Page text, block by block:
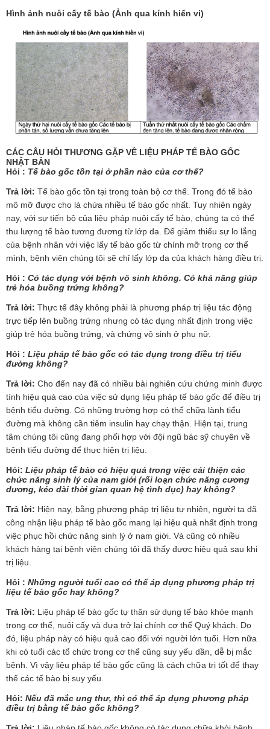
Hình ảnh nuôi cấy tế bào (Ảnh qua kính hiển vi)
CÁC CÂU HỎI THƯƠNG GẶP VỀ LIỆU PHÁP TẾ BÀO GỐC
NHẬT BẢN
Hỏi : Tế bào gốc tồn tại ở phần nào của cơ thể?
Trả lời: Tế bào gốc tồn tại trong toàn bộ cơ thể. Trong đó tế bào
mô mỡ được cho là chứa nhiều tế bào gốc nhất. Tuy nhiên ngày
nay, với sự tiến bộ của liệu pháp nuôi cấy tế bào, chúng ta có thể
thu lượng tế bào tương đương từ lớp da. Để giảm thiểu sự lo lắng
của bệnh nhân với việc lấy tế bào gốc từ chính mỡ trong cơ thể
mình, bệnh viên chúng tôi sẽ chỉ lấy lớp da của khách hàng điều trị.
Hỏi : Có tác dụng với bệnh vô sinh không. Có khả năng giúp
trẻ hóa buồng trứng không?
Trả lời: Thực tế đây không phải là phương pháp trị liệu tác động
trực tiếp lên buồng trứng nhưng có tác dụng nhất định trong việc
giúp trẻ hóa buồng trứng, và chứng vô sinh ở phụ nữ.
Hỏi : Liệu pháp tế bào gốc có tác dụng trong điều trị tiểu
đường không?
Trả lời: Cho đến nay đã có nhiều bài nghiên cứu chứng minh được
tính hiệu quả cao của việc sử dụng liệu pháp tế bào gốc để điều trị
bệnh tiểu đường. Có những trường hợp có thể chữa lành tiểu
đường mà không cần tiêm insulin hay chạy thận. Hiện tại, trung
tâm chúng tôi cũng đang phối hợp với đội ngũ bác sỹ chuyên về
bệnh tiểu đường để thực hiện trị liệu.
Hỏi: Liệu pháp tế bào có hiệu quả trong việc cải thiện các
chức năng sinh lý của nam giới (rối loạn chức năng cương
dương, kéo dài thời gian quan hệ tình dục) hay không?
Trả lời: Hiện nay, bằng phương pháp trị liệu tự nhiên, người ta đã
công nhận liệu pháp tế bào gốc mang lại hiệu quả nhất định trong
việc phục hồi chức năng sinh lý ở nam giới. Và cũng có nhiều
khách hàng tại bệnh viện chúng tôi đã thấy được hiệu quả sau khi
trị liệu.
Hỏi : Những người tuổi cao có thể áp dụng phương pháp trị
liệu tế bào gốc hay không?
Trả lời: Liệu pháp tế bào gốc tự thân sử dụng tế bào khỏe mạnh
trong cơ thể, nuôi cấy và đưa trở lại chính cơ thể Quý khách. Do
đó, liệu pháp này có hiệu quả cao đối với người lớn tuổi. Hơn nữa
khi có tuổi các tổ chức trong cơ thể cũng suy yếu dần, dễ bị mắc
bệnh. Vì vậy liệu pháp tế bào gốc cũng là cách chữa trị tốt để thay
thế các tế bào bị suy yếu.
Hỏi: Nếu đã mắc ung thư, thì có thể áp dụng phương pháp
điều trị bằng tế bào gốc không?